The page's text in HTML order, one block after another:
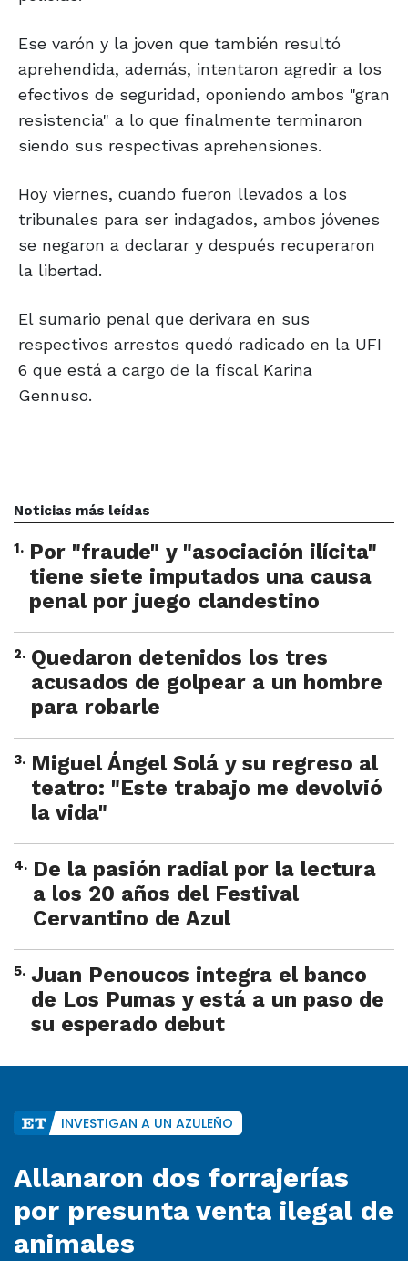
Ese varón y la joven que también resultó
aprehendida, además, intentaron agredir a los
efectivos de seguridad, oponiendo ambos "gran
resistencia" a lo que finalmente terminaron
siendo sus respectivas aprehensiones.
Hoy viernes, cuando fueron llevados a los
tribunales para ser indagados, ambos jóvenes
se negaron a declarar y después recuperaron
la libertad.
El sumario penal que derivara en sus
respectivos arrestos quedó radicado en la UFI
6 que está a cargo de la fiscal Karina
Gennuso.
Noticias más leídas
1. Por "fraude" y "asociación ilícita"
tiene siete imputados una causa
penal por juego clandestino
2. Quedaron detenidos los tres
acusados de golpear a un hombre
para robarle
3. Miguel Ángel Solá y su regreso al
teatro: "Este trabajo me devolvió
la vida"
4. De la pasión radial por la lectura
a los 20 años del Festival
Cervantino de Azul
5. Juan Penoucos integra el banco
de Los Pumas y está a un paso de
su esperado debut
INVESTIGAN A UN AZULEÑO
Allanaron dos forrajerías
por presunta venta ilegal de
animales